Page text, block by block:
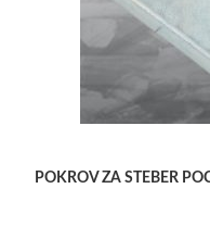
POKROV ZA STEBER